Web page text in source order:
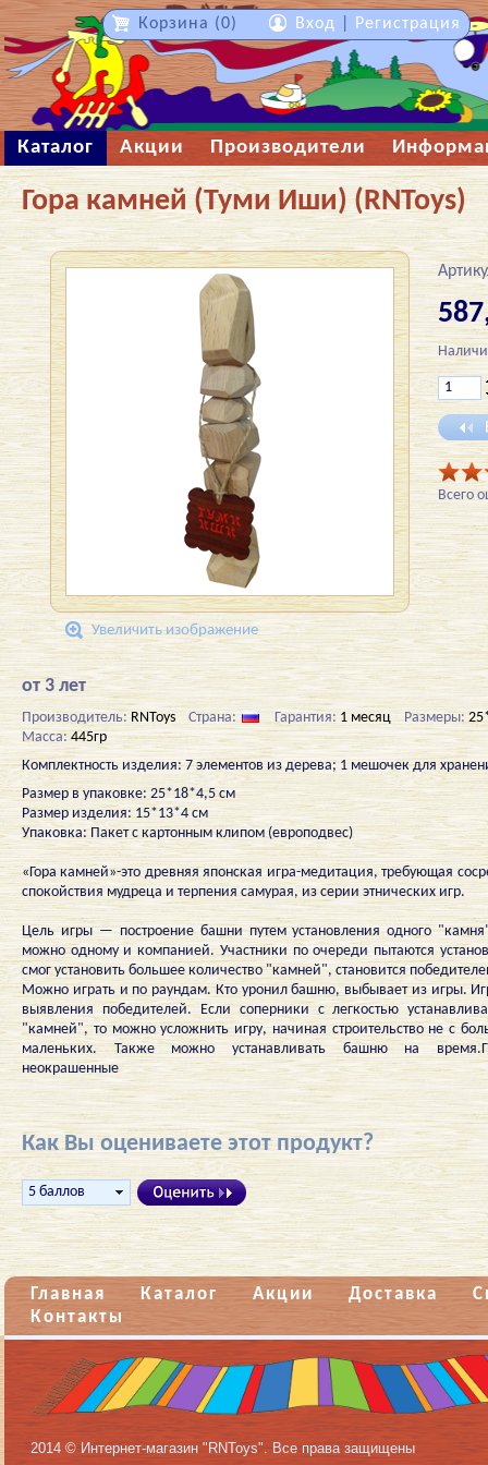
Каталог Акции Производители
Гора камней (Туми Иши) (RNToys)
Увеличить изображение
Всего
от 3 лет
Производитель: RNToys Страна: Гарантия: 1 месяц Размеры:
Масса: 445гр
Комплектность изделия: 7 элементов из дерева; 1 мешочек для
Размер в упаковке: 25*18*4,5 см
Размер изделия: 15*13*4 см
Упаковка: Пакет с картонным клипом (европодвес)
«Гора камней»-это древняя японская игра-медитация, требующая
спокойствия мудреца и терпения самурая, из серии этнических игр.
Цель игры — построение башни путем установления одного
можно одному и компанией. Участники по очереди пытаются
смог установить большее количество "камней", становится
Можно играть и по раундам. Кто уронил башню, выбывает из игры.
выявления победителей. Если соперники с легкостью
"камней", то можно усложнить игру, начиная строительство не с
маленьких. Также можно устанавливать башню на
неокрашенные
Как Вы оцениваете этот продукт?
Главная Каталог Акции Доставка
Контакты
2014 © Интернет-магазин "RNToys". Все права защищены
Корзина (0) Вход Регистрация